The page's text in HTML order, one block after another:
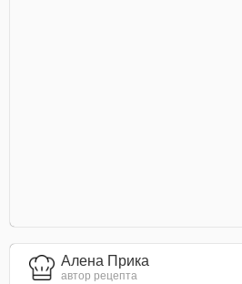
Алена Прика
автор рецепта